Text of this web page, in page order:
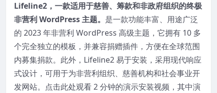
Lifeline2，一款适用于慈善、筹款和非政府组织的终极
非营利 WordPress 主题。 是一款功能丰富、用途广泛
的 2023 年非营利 WordPress 高级主题，它拥有 10 多
个完全独立的模板，并兼容捐赠插件，方便在全球范围
内募集捐款。此外，Lifeline2 易于安装，采用现代响应
式设计，可用于为非营利组织、慈善机构和社会事业开
发网站。点击此处观看 2 分钟的演示安装视频，其中演